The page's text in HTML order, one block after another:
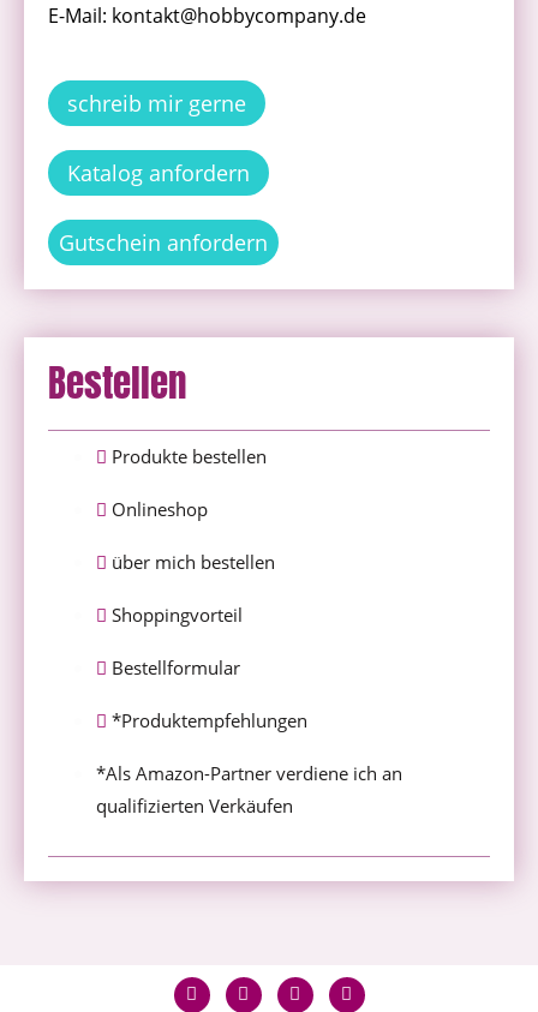
E-Mail: kontakt@hobbycompany.de
schreib mir gerne
Katalog anfordern
Gutschein anfordern
Bestellen
Produkte bestellen
Onlineshop
über mich bestellen
Shoppingvorteil
Bestellformular
*Produktempfehlungen
*Als Amazon-Partner verdiene ich an
qualifizierten Verkäufen